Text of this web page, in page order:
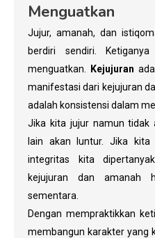
Menguatkan
Jujur, amanah, dan
berdiri sendiri.
menguatkan.
Kejujuran
manifestasi dari kejujuran
adalah konsistensi dalam
Jika kita jujur namun tidak
lain akan luntur. Jika kita
integritas kita
kejujuran dan amanah
sementara.
Dengan mempraktikkan
membangun karakter yang